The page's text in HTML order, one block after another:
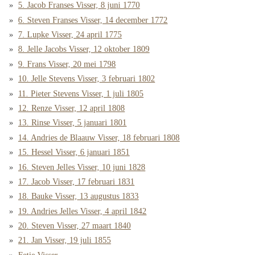
5. Jacob Franses Visser, 8 juni 1770
6. Steven Franses Visser, 14 december 1772
7. Lupke Visser, 24 april 1775
8. Jelle Jacobs Visser, 12 oktober 1809
9. Frans Visser, 20 mei 1798
10. Jelle Stevens Visser, 3 februari 1802
11. Pieter Stevens Visser, 1 juli 1805
12. Renze Visser, 12 april 1808
13. Rinse Visser, 5 januari 1801
14. Andries de Blaauw Visser, 18 februari 1808
15. Hessel Visser, 6 januari 1851
16. Steven Jelles Visser, 10 juni 1828
17. Jacob Visser, 17 februari 1831
18. Bauke Visser, 13 augustus 1833
19. Andries Jelles Visser, 4 april 1842
20. Steven Visser, 27 maart 1840
21. Jan Visser, 19 juli 1855